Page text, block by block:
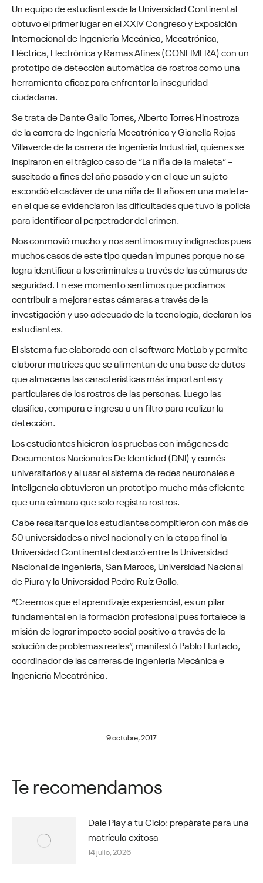
Un equipo de estudiantes de la Universidad Continental
obtuvo el primer lugar en el XXIV Congreso y Exposición
Internacional de Ingeniería Mecánica, Mecatrónica,
Eléctrica, Electrónica y Ramas Afines (CONEIMERA) con un
prototipo de detección automática de rostros como una
herramienta eficaz para enfrentar la inseguridad
ciudadana.
Se trata de Dante Gallo Torres, Alberto Torres Hinostroza
de la carrera de Ingeniería Mecatrónica y Gianella Rojas
Villaverde de la carrera de Ingeniería Industrial, quienes se
inspiraron en el trágico caso de “La niña de la maleta” –
suscitado a fines del año pasado y en el que un sujeto
escondió el cadáver de una niña de 11 años en una maleta-
en el que se evidenciaron las dificultades que tuvo la policía
para identificar al perpetrador del crimen.
Nos conmovió mucho y nos sentimos muy indignados pues
muchos casos de este tipo quedan impunes porque no se
logra identificar a los criminales a través de las cámaras de
seguridad. En ese momento sentimos que podíamos
contribuir a mejorar estas cámaras a través de la
investigación y uso adecuado de la tecnología, declaran los
estudiantes.
El sistema fue elaborado con el software MatLab y permite
elaborar matrices que se alimentan de una base de datos
que almacena las características más importantes y
particulares de los rostros de las personas. Luego las
clasifica, compara e ingresa a un filtro para realizar la
detección.
Los estudiantes hicieron las pruebas con imágenes de
Documentos Nacionales De Identidad (DNI) y carnés
universitarios y al usar el sistema de redes neuronales e
inteligencia obtuvieron un prototipo mucho más eficiente
que una cámara que solo registra rostros.
Cabe resaltar que los estudiantes compitieron con más de
50 universidades a nivel nacional y en la etapa final la
Universidad Continental destacó entre la Universidad
Nacional de Ingeniería, San Marcos, Universidad Nacional
de Piura y la Universidad Pedro Ruíz Gallo.
“Creemos que el aprendizaje experiencial, es un pilar
fundamental en la formación profesional pues fortalece la
misión de lograr impacto social positivo a través de la
solución de problemas reales”, manifestó Pablo Hurtado,
coordinador de las carreras de Ingeniería Mecánica e
Ingeniería Mecatrónica.
9 octubre, 2017
Te recomendamos
Dale Play a tu Ciclo: prepárate para una
matrícula exitosa
14 julio, 2026